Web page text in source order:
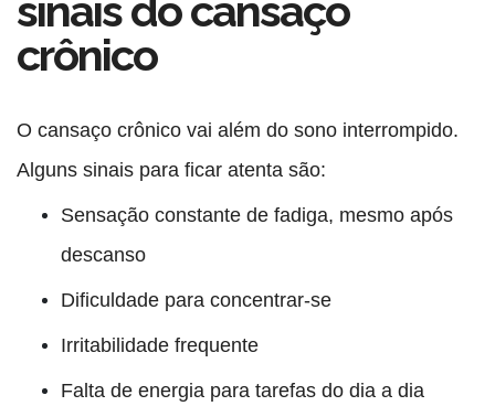
crônico
O cansaço crônico vai além do sono interrompido.
Alguns sinais para ficar atenta são:
Sensação constante de fadiga, mesmo após
descanso
Dificuldade para concentrar-se
Irritabilidade frequente
Falta de energia para tarefas do dia a dia